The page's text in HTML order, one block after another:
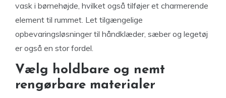
vask i børnehøjde, hvilket også tilføjer et charmerende
element til rummet. Let tilgængelige
opbevaringsløsninger til håndklæder, sæber og legetøj
er også en stor fordel.
Vælg holdbare og nemt
rengørbare materialer